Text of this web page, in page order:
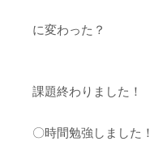
に変わった？
課題終わりました！
〇時間勉強しました！